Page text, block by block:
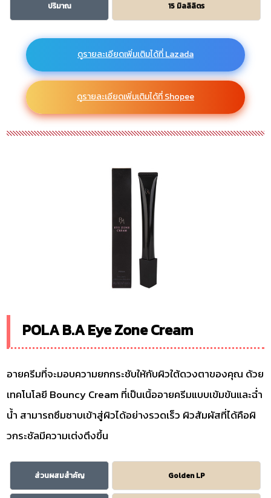
ปริมาณ 15 มิลลิลิตร
ดูรายละเอียดเพิ่มเติมได้ที่ Lazada
ดูรายละเอียดเพิ่มเติมได้ที่ Shopee
POLA B.A Eye Zone Cream
อายครีมที่จะมอบความยกกระชับให้กับผิวใต้ดวงตาของคุณ ด้วย
เทคโนโลยี Bouncy Cream ที่เป็นเนิ้ออายครีมแบบเข้มข้นและฉ่ำ
น้ำ สามารถซึมซาบเข้าสู่ผิวได้อย่างรวดเร็ว ผิวสัมผัสที่ได้คือผิ
วกระชัลมีความเต่งตึงขึ้น
ส่วนผสมสำคัญ Golden LP